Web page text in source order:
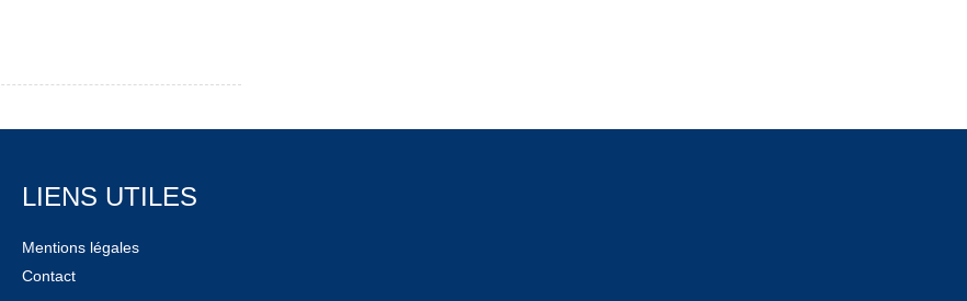
LIENS UTILES
Mentions légales
Contact